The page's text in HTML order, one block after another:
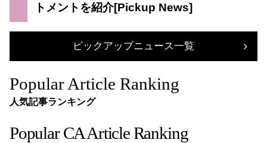
トメントを紹介
ピックアップニュース一覧
Popular Article Ranking
人気記事ランキング
Popular CA Article Ranking